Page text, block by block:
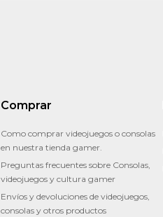
Comprar
Como comprar videojuegos o consolas
en nuestra tienda gamer.
Preguntas frecuentes sobre Consolas,
videojuegos y cultura gamer
Envíos y devoluciones de videojuegos,
consolas y otros productos